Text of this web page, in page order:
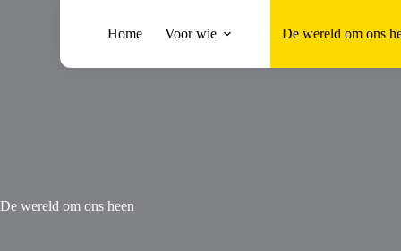
Home Voor wie De wereld om ons
De wereld om ons heen